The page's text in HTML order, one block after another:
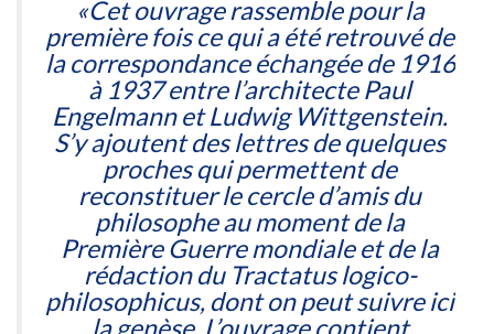
«Cet ouvrage rassemble pour la
première fois ce qui a été retrouvé de
la correspondance échangée de 1916
à 1937 entre l’architecte Paul
Engelmann et Ludwig Wittgenstein.
S’y ajoutent des lettres de quelques
proches qui permettent de
reconstituer le cercle d’amis du
philosophe au moment de la
Première Guerre mondiale et de la
rédaction du Tractatus logico-
philosophicus, dont on peut suivre ici
la genèse. L’ouvrage contient